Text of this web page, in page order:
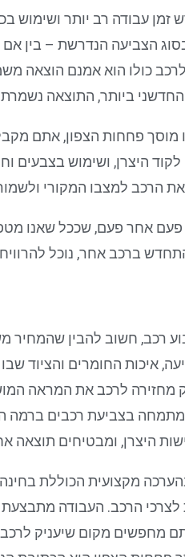
זמן עבודה רב יותר ושימוש
הצביעה הנדרשת – בין
כולו הוא אמנם הוצאה
ביותר, התוצאה נשמרת
מוסך פחחות הצפון, אתם
היצרן, ושימוש בצבעים
הרכב למצבו המקורי
אחר פעם, שככל שאנו
ברכב אחר, נוכל
רכב, חשוב להבין שהמחיר
איכות החומרים
מחזירה לרכב את המראה
בצביעת רכבים ברמה
היצרן, ומבטיחים תוצאה
מקצועית הכוללת
הרכב. העבודה מתבצעת
מחפשים מקום שיעניק לרכב